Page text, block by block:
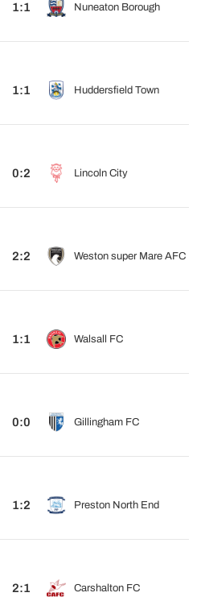
1:1 Nuneaton Borough
1:1 Huddersfield Town
0:2 Lincoln City
2:2 Weston super Mare AFC
1:1 Walsall FC
0:0 Gillingham FC
1:2 Preston North End
2:1 Carshalton FC